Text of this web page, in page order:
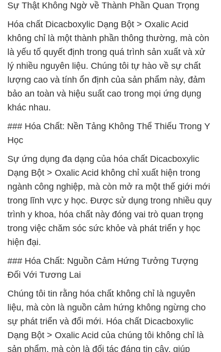
Sự Thật Không Ngờ về Thành Phần Quan Trọng
Hóa chất Dicacboxylic Dạng Bột > Oxalic Acid
không chỉ là một thành phần thông thường, mà còn
là yếu tố quyết định trong quá trình sản xuất và xử
lý nhiều nguyên liệu. Chúng tôi tự hào về sự chất
lượng cao và tính ổn định của sản phẩm này, đảm
bảo an toàn và hiệu suất cao trong mọi ứng dụng
khác nhau.
### Hóa Chất: Nền Tảng Không Thể Thiếu Trong Y
Học
Sự ứng dụng đa dạng của hóa chất Dicacboxylic
Dạng Bột > Oxalic Acid không chỉ xuất hiện trong
ngành công nghiệp, mà còn mở ra một thế giới mới
trong lĩnh vực y học. Được sử dụng trong nhiều quy
trình y khoa, hóa chất này đóng vai trò quan trọng
trong việc chăm sóc sức khỏe và phát triển y học
hiện đại.
### Hóa Chất: Nguồn Cảm Hứng Tưởng Tượng
Đối Với Tương Lai
Chúng tôi tin rằng hóa chất không chỉ là nguyên
liệu, mà còn là nguồn cảm hứng không ngừng cho
sự phát triển và đổi mới. Hóa chất Dicacboxylic
Dạng Bột > Oxalic Acid của chúng tôi không chỉ là
sản phẩm, mà còn là đối tác đáng tin cậy, giúp